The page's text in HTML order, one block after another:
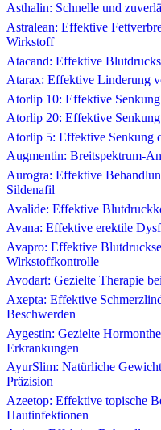
Asthalin: Schnelle und
Astralean: Effektive
Wirkstoff
Atacand: Effektive
Atarax: Effektive Linderung
Atorlip 10: Effektive
Atorlip 20: Effektive
Atorlip 5: Effektive Senkung
Augmentin: Breitspektrum-
Aurogra: Effektive
Sildenafil
Avalide: Effektive
Avana: Effektive erektile
Avapro: Effektive
Wirkstoffkontrolle
Avodart: Gezielte Therapie
Axepta: Effektive
Beschwerden
Aygestin: Gezielte
Erkrankungen
AyurSlim: Natürliche
Präzision
Azeetop: Effektive topische
Hautinfektionen